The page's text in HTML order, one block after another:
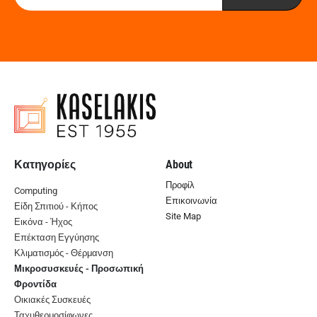
Κατηγορίες
Computing
Είδη Σπιτιού - Κήπος
Εικόνα - Ήχος
Επέκταση Εγγύησης
Κλιματισμός - Θέρμανση
Μικροσυσκευές - Προσωπική
Φροντίδα
Οικιακές Συσκευές
About
Προφίλ
Επικοινωνία
Site Map